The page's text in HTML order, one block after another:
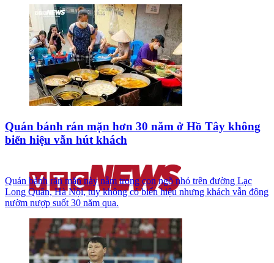
Quán bánh rán mặn hơn 30 năm ở Hồ Tây không
biển hiệu vẫn hút khách
Quán bánh rán mặn này nằm trong con ngõ nhỏ trên đường Lạc
Long Quân, Hà Nội, tuy không có biển hiệu nhưng khách vẫn đông
nườm nượp suốt 30 năm qua.